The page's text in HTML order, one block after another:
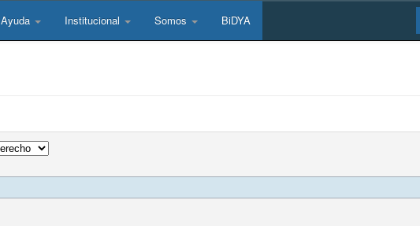
Ayuda Institucional Somos BiDYA